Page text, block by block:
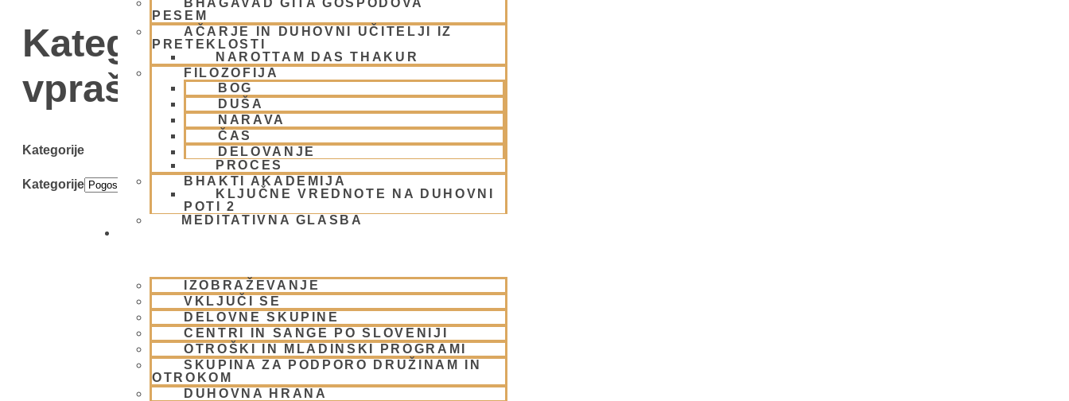
PESEM
AČARJE IN DUHOVNI UČITELJI IZ
PRETEKLOSTI
NAROTTAM DAS THAKUR
FILOZOFIJA
BOG
DUŠA
NARAVA
ČAS
DELOVANJE
PROCES
BHAKTI AKADEMIJA
KLJUČNE VREDNOTE NA DUHOVNI
POTI 2
MEDITATIVNA GLASBA
IZOBRAŽEVANJE
VKLJUČI SE
DELOVNE SKUPINE
CENTRI IN SANGE PO SLOVENIJI
OTROŠKI IN MLADINSKI PROGRAMI
SKUPINA ZA PODPORO DRUŽINAM IN
OTROKOM
DUHOVNA HRANA
Kategorija: Pogosta
vprašanja
Kategorije
Kategorije